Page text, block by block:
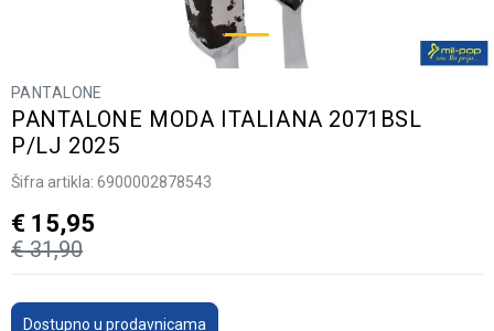
PANTALONE
PANTALONE MODA ITALIANA 2071BSL
P/LJ 2025
Šifra artikla: 6900002878543
€ 31,90
€ 15,95
Dostupno u prodavnicama